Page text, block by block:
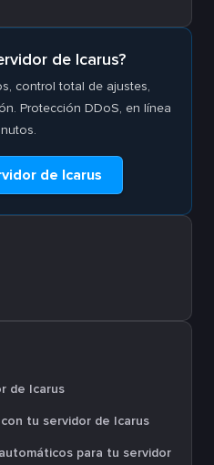
de Icarus?
control total de ajustes,
Protección DDoS, en línea
de Icarus
de Icarus
tu servidor de Icarus
para tu servidor